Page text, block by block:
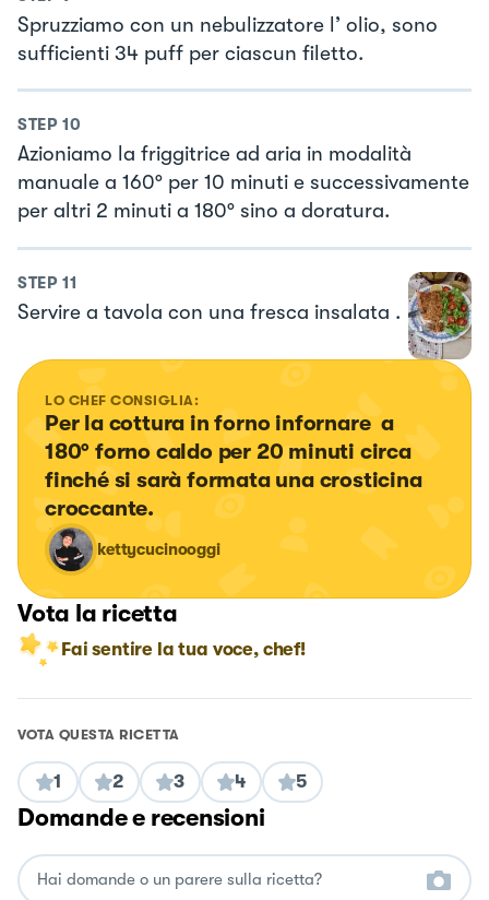
Spruzziamo con un nebulizzatore l’ olio, sono
sufficienti 34 puff per ciascun filetto.
STEP 10
Azioniamo la friggitrice ad aria in modalità
manuale a 160° per 10 minuti e successivamente
per altri 2 minuti a 180° sino a doratura.
STEP 11
Servire a tavola con una fresca insalata .
LO CHEF CONSIGLIA:
Per la cottura in forno infornare  a
180° forno caldo per 20 minuti circa
finché si sarà formata una crosticina
croccante.
kettycucinooggi
Vota la ricetta
Fai sentire la tua voce, chef!
VOTA QUESTA RICETTA
1 2 3 4 5
Domande e recensioni